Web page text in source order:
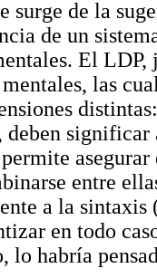
surge de la
de un
El LDP,
las
deben
asegurar
entre
a la
en todo
lo habría